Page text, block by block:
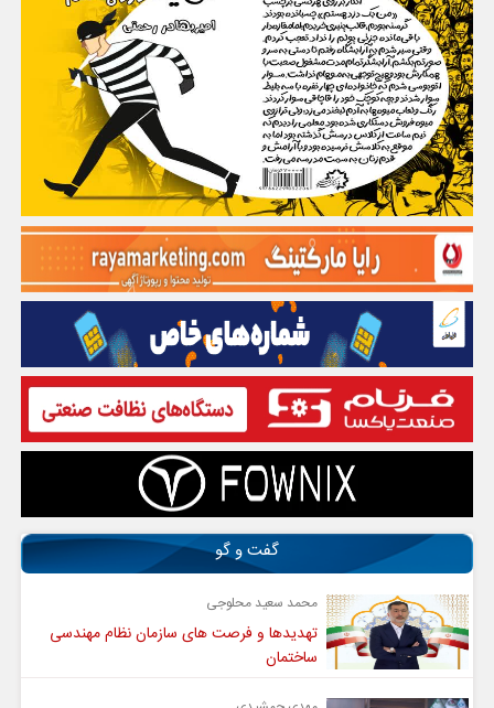
گفت و گو
محمد سعید محلوجی
تهدیدها و فرصت های سازمان نظام مهندسی
ساختمان